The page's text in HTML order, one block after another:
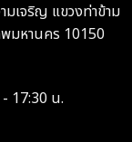
เจริญ แขวงท่าข้าม
มหานคร 10150
17:30 น.